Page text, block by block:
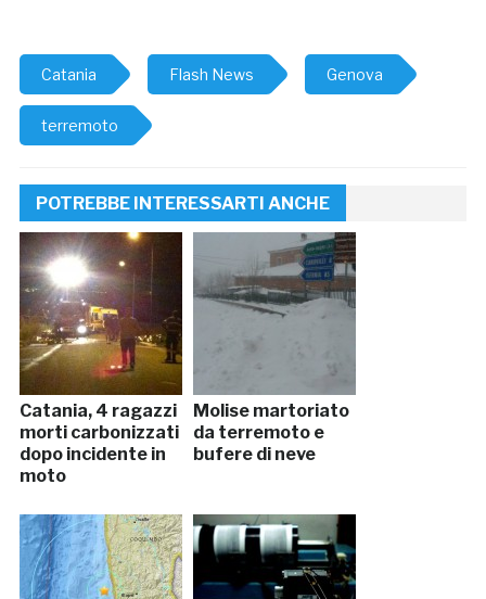
Catania Flash News Genova
terremoto
POTREBBE INTERESSARTI ANCHE
Catania, 4 ragazzi
morti carbonizzati
dopo incidente in
moto
Molise martoriato
da terremoto e
bufere di neve